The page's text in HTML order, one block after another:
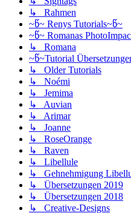
↳ Rahmen
~წ~ Renys Tutorials~წ~
~წ~ Romanas
↳ Romana
~წ~Tutorial
↳ Older Tutorials
↳ Noémi
↳ Jemima
↳ Auvian
↳ Arimar
↳ Joanne
↳ RoseOrange
↳ Raven
↳ Libellule
↳ Gehnehmigung
↳ Übersetzungen 2019
↳ Übersetzungen 2018
↳ Creative-Designs